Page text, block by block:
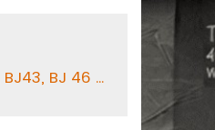
BJ 46 ...